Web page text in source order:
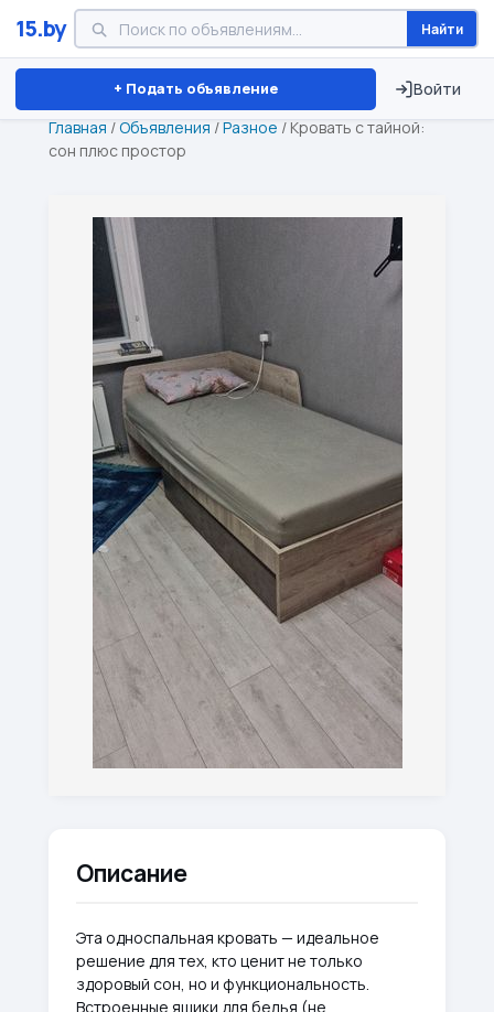
15.by Найти
+ Подать объявление Войти
Минск Витебск Брест ⏱ ТОЛЬКО 15 ДНЕЙ
Главная /Объявления /Разное / Кровать с тайной:
сон плюс простор
Описание
Эта односпальная кровать — идеальное
решение для тех, кто ценит не только
здоровый сон, но и функциональность.
Встроенные ящики для белья (не